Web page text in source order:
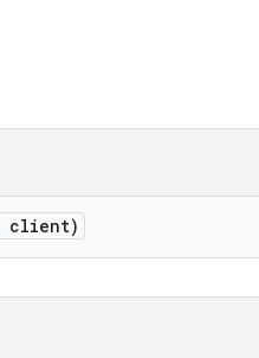
client)